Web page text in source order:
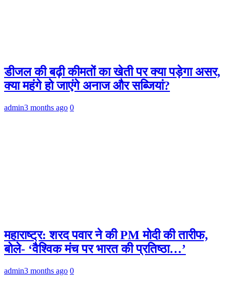
डीजल की बढ़ी कीमतों का खेती पर क्या पड़ेगा असर,
क्या महंगे हो जाएंगे अनाज और सब्जियां?
admin3 months ago 0
महाराष्ट्र: शरद पवार ने की PM मोदी की तारीफ,
बोले- ‘वैश्विक मंच पर भारत की प्रतिष्ठा…’
admin3 months ago 0